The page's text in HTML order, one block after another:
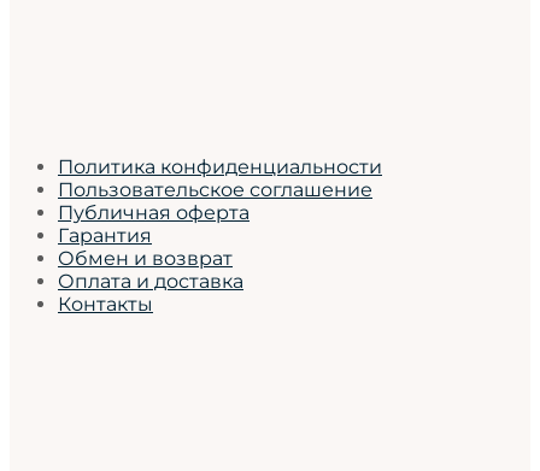
Политика конфиденциальности
Пользовательское соглашение
Публичная оферта
Гарантия
Обмен и возврат
Оплата и доставка
Контакты